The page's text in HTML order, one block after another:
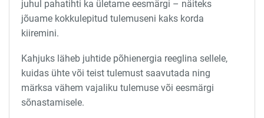
juhul pahatihti ka ületame eesmärgi – näiteks
jõuame kokkulepitud tulemuseni kaks korda
kiiremini.
Kahjuks läheb juhtide põhienergia reeglina sellele,
kuidas ühte või teist tulemust saavutada ning
märksa vähem vajaliku tulemuse või eesmärgi
sõnastamisele.